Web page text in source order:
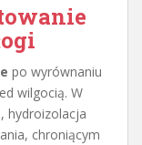
po wyrównaniu
wilgocią. W
hydroizolacja
chroniącym